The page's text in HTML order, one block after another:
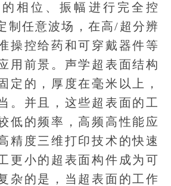
相位、振幅进行完全控
制任意波场，在高/超分辨
操控给药和可穿戴器件等
用前景。声学超表面结构
定的，厚度在毫米以上，
。并且，这些超表面的工
低的频率，高频高性能应
精度三维打印技术的快速
更小的超表面构件成为可
杂的是，当超表面的工作